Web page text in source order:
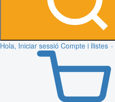
Hola, Iniciar sessió Compte i llistes